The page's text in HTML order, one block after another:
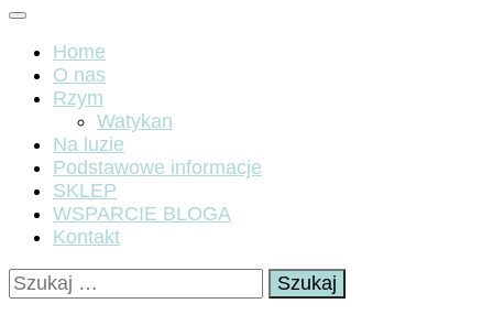
Home
O nas
Rzym
Watykan
Na luzie
Podstawowe informacje
SKLEP
WSPARCIE BLOGA
Kontakt
Szukaj: